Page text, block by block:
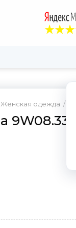
Женская одежда /